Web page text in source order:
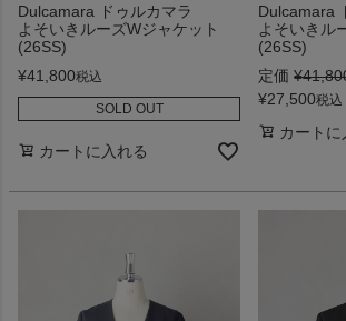
Dulcamara ドゥルカマラ
よそいきルーズWジャケット
(26SS)
¥41,800税込
SOLD OUT
カートに入れる
Dulcamara
よそいきル
(26SS)
定価 ¥
¥27,500税込
カートに